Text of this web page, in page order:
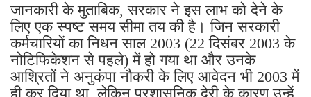
जानकारी के मुताबिक, सरकार ने इस लाभ को देने के
लिए एक स्पष्ट समय सीमा तय की है। जिन सरकारी
कर्मचारियों का निधन साल 2003 (22 दिसंबर 2003 के
नोटिफिकेशन से पहले) में हो गया था और उनके
आश्रितों ने अनुकंपा नौकरी के लिए आवेदन भी 2003 में
ही कर दिया था, लेकिन प्रशासनिक देरी के कारण उन्हें